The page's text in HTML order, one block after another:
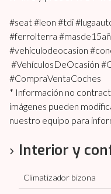
#seat #leon #tdi
#ferrolterra
#vehiculodeocasion
#VehículosDeOcasión
#CompraVentaCoches
* Información no
imágenes pueden
nuestro equipo para
Interior y
Climatizador bizona